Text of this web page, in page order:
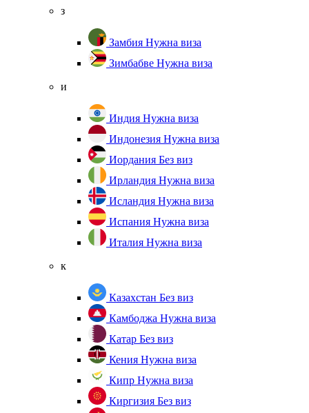
з
Замбия Нужна виза
Зимбабве Нужна виза
и
Индия Нужна виза
Индонезия Нужна виза
Иордания Без виз
Ирландия Нужна виза
Исландия Нужна виза
Испания Нужна виза
Италия Нужна виза
к
Казахстан Без виз
Камбоджа Нужна виза
Катар Без виз
Кения Нужна виза
Кипр Нужна виза
Киргизия Без виз